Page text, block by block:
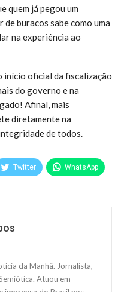
quem já pegou um
buracos sabe como uma
na experiência ao
oficial da fiscalização
do governo e na
Afinal, mais
diretamente na
de todos.
Twitter WhatsApp
da Manhã. Jornalista,
Atuou em